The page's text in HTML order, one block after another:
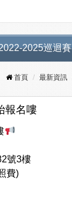
2025巡迴
首頁 最新資訊
報名嘍
號3樓
費)